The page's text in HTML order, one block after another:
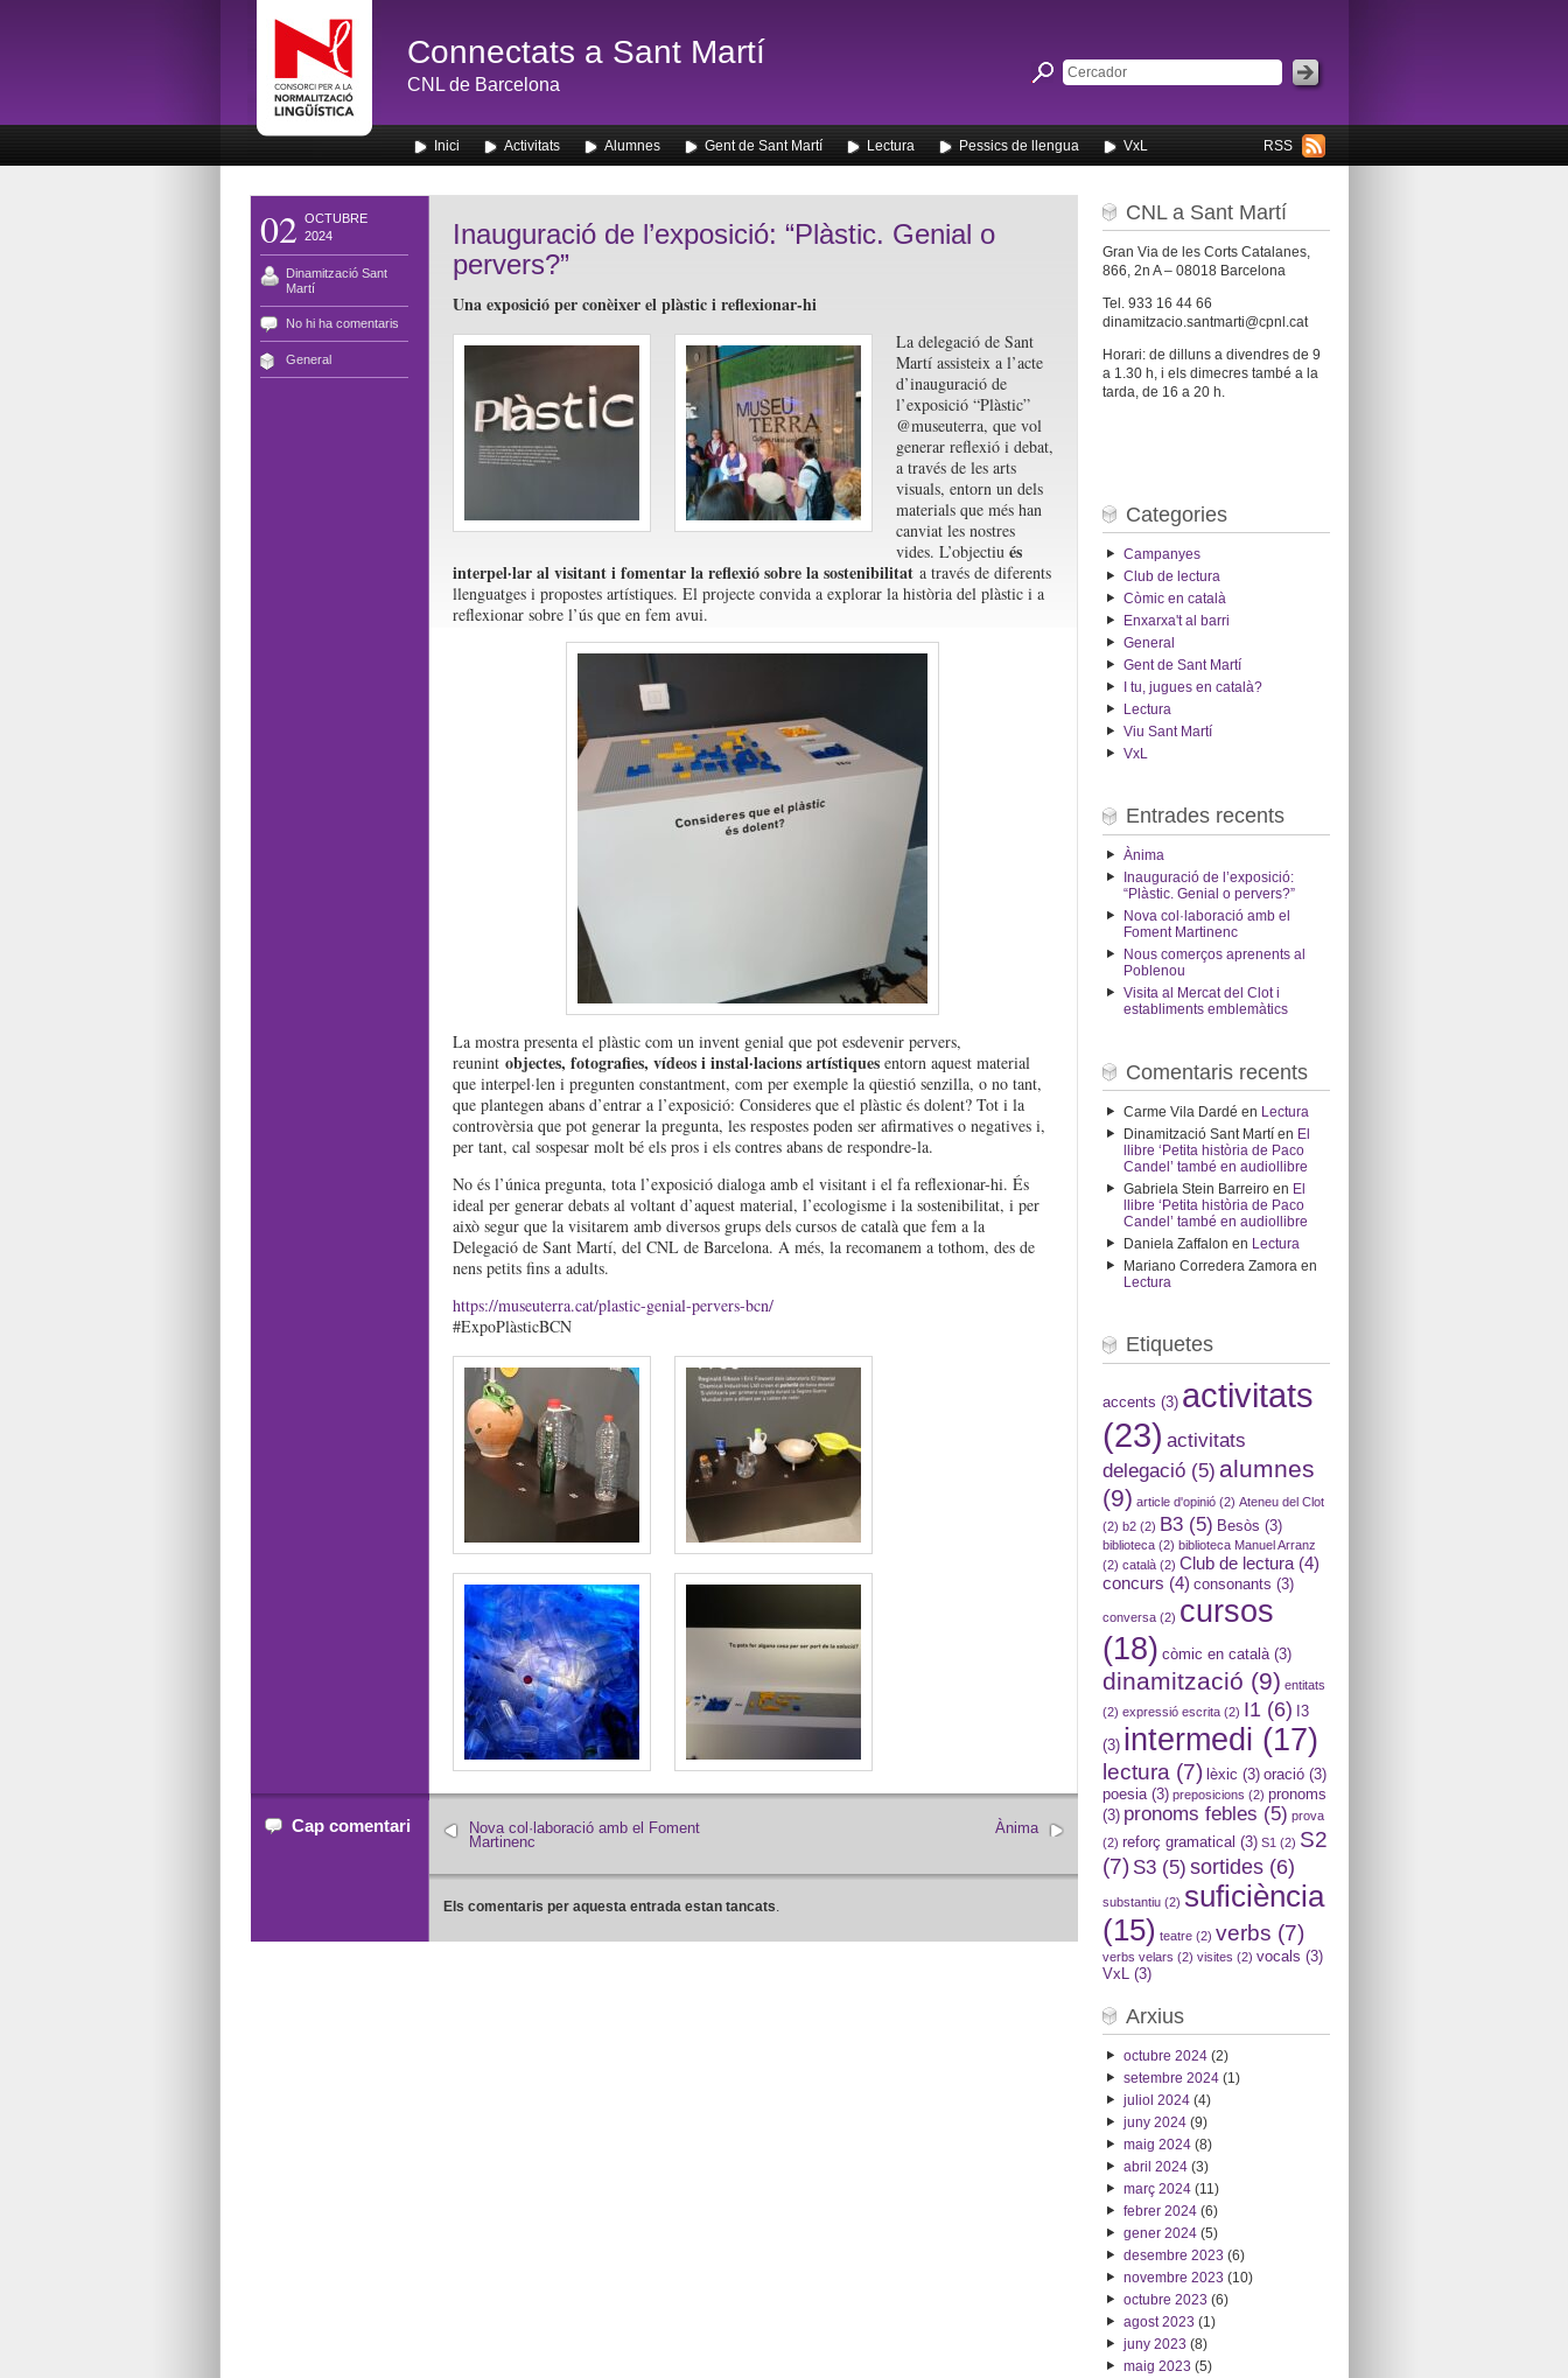
Connectats a Sant Martí
CNL de Barcelona
RSS
Inici Activitats Alumnes Gent de Sant Martí Lectura Pessics de llengua VxL
02 OCTUBRE
2024
Dinamització Sant
Martí
No hi ha comentaris
General
Inauguració de l’exposició: “Plàstic. Genial o
pervers?”
Una exposició per conèixer el plàstic i reflexionar-hi
La delegació de Sant
Martí assisteix a l’acte
d’inauguració de
l’exposició “Plàstic”
@museuterra, que vol
generar reflexió i debat,
a través de les arts
visuals, entorn un dels
materials que més han
canviat les nostres
vides. L’objectiu és
interpel·lar al visitant i fomentar la reflexió sobre la sostenibilitata través de diferents
llenguatges i propostes artístiques. El projecte convida a explorar la història del plàstic i a
reflexionar sobre l’ús que en fem avui.
La mostra presenta el plàstic com un invent genial que pot esdevenir pervers,
reunint objectes, fotografies, vídeos i instal·lacions artístiquesentorn aquest material
que interpel·len i pregunten constantment, com per exemple la qüestió senzilla, o no tant,
que plantegen abans d’entrar a l’exposició: Consideres que el plàstic és dolent? Tot i la
controvèrsia que pot generar la pregunta, les respostes poden ser afirmatives o negatives i,
per tant, cal sospesar molt bé els pros i els contres abans de respondre-la.
No és l’única pregunta, tota l’exposició dialoga amb el visitant i el fa reflexionar-hi. És
ideal per generar debats al voltant d’aquest material, l’ecologisme i la sostenibilitat, i per
això segur que la visitarem amb diversos grups dels cursos de català que fem a la
Delegació de Sant Martí, del CNL de Barcelona. A més, la recomanem a tothom, des de
nens petits fins a adults.
https://museuterra.cat/plastic-genial-pervers-bcn/
#ExpoPlàsticBCN
Cap comentari Ànima
Nova col·laboració amb el Foment
Martinenc
Els comentaris per aquesta entrada estan tancats.
CNL a Sant Martí
Gran Via de les Corts Catalanes,
866, 2n A – 08018 Barcelona
Tel. 933 16 44 66
dinamitzacio.santmarti@cpnl.cat
Horari: de dilluns a divendres de 9
a 1.30 h, i els dimecres també a la
tarda, de 16 a 20 h.
Categories
Campanyes
Club de lectura
Còmic en català
Enxarxa't al barri
General
Gent de Sant Martí
I tu, jugues en català?
Lectura
Viu Sant Martí
VxL
Entrades recents
Ànima
Inauguració de l’exposició:
“Plàstic. Genial o pervers?”
Nova col·laboració amb el
Foment Martinenc
Nous comerços aprenents al
Poblenou
Visita al Mercat del Clot i
establiments emblemàtics
Comentaris recents
Carme Vila Dardé en Lectura
Dinamització Sant Martíen El
llibre ‘Petita història de Paco
Candel’ també en audiollibre
Gabriela Stein Barreiroen El
llibre ‘Petita història de Paco
Candel’ també en audiollibre
Daniela Zaffalon en Lectura
Mariano Corredera Zamoraen
Lectura
Etiquetes
accents (3) activitats
(23) activitats
delegació(5) alumnes
(9) article d'opinió(2) Ateneu del Clot
(2) b2(2) B3(5) Besòs (3)
biblioteca(2) biblioteca Manuel Arranz
(2) català(2) Club de lectura(4)
concurs (4) consonants (3)
conversa(2) cursos
(18) còmic en català(3)
dinamització (9) entitats
(2) expressió escrita(2) I1(6) I3
(3) intermedi (17)
lectura(7) lèxic (3) oració(3)
poesia(3) preposicions (2) pronoms
(3) pronoms febles (5) prova
(2) reforç gramatical (3) S1(2) S2
(7) S3(5) sortides(6)
substantiu(2) suficiència
(15) teatre(2) verbs (7)
verbs velars (2) visites (2) vocals (3)
VxL(3)
Arxius
octubre 2024(2)
setembre 2024(1)
juliol 2024(4)
juny 2024(9)
maig 2024(8)
abril 2024(3)
març 2024(11)
febrer 2024(6)
gener 2024(5)
desembre 2023 (6)
novembre 2023 (10)
octubre 2023 (6)
agost 2023 (1)
juny 2023 (8)
maig 2023 (5)